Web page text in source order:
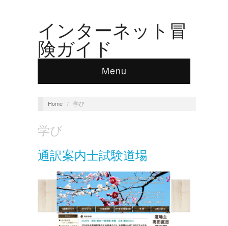
インターネット冒
険ガイド
Menu
Home / 学び
学び
通訳案内士試験道場